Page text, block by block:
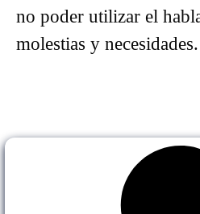
no poder utilizar el
molestias y necesidades.